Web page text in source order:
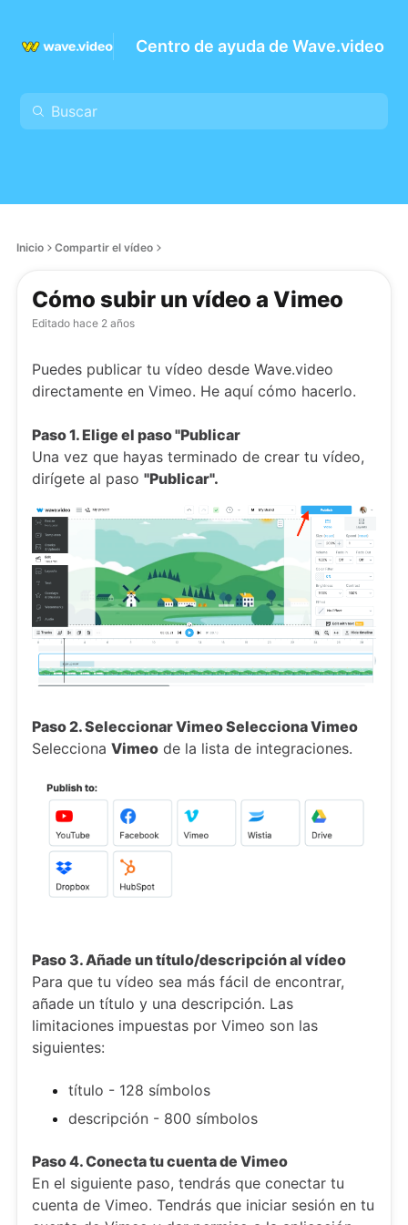
Centro de ayuda de Wave.video
Inicio Compartir el vídeo
Cómo subir un vídeo a Vimeo
Editado hace 2 años
Puedes publicar tu vídeo desde Wave.video
directamente en Vimeo. He aquí cómo hacerlo.
Paso 1. Elige el paso "Publicar
Una vez que hayas terminado de crear tu vídeo,
dirígete al paso "Publicar".
Paso 2. Seleccionar Vimeo Selecciona Vimeo
Selecciona Vimeo de la lista de integraciones.
Paso 3. Añade un título/descripción al vídeo
Para que tu vídeo sea más fácil de encontrar,
añade un título y una descripción. Las
limitaciones impuestas por Vimeo son las
siguientes:
título - 128 símbolos
descripción - 800 símbolos
Paso 4. Conecta tu cuenta de Vimeo
En el siguiente paso, tendrás que conectar tu
cuenta de Vimeo. Tendrás que iniciar sesión en tu